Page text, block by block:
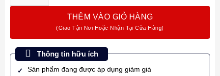
THÊM VÀO GIỎ HÀNG
Thông tin hữu ích
Sản phẩm đang được áp dụng giảm giá